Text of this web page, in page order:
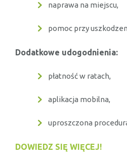
naprawa na miejscu,
pomoc przy
Dodatkowe udogodnienia:
płatność w ratach,
aplikacja mobilna,
uproszczona
DOWIEDZ SIĘ WIĘCEJ!